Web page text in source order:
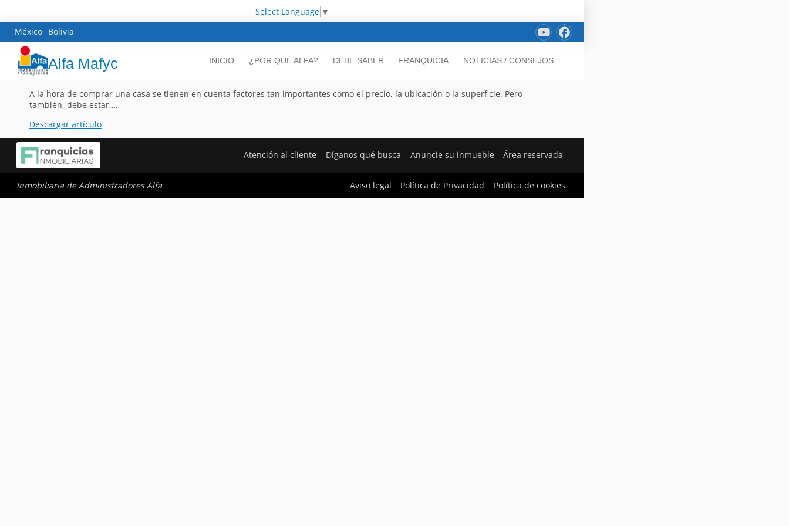
Select Language ▼
México Bolivia
Alfa Mafyc INICIO ¿POR QUÉ ALFA? DEBE SABER FRANQUICIA NOTICIAS / CONSEJOS
A la hora de comprar una casa se tienen en cuenta factores tan importantes como el precio, la ubicación o la superficie. Pero
también, debe estar….
Descargar artículo
Atención al cliente Díganos qué busca Anuncie su inmueble Área reservada
Inmobiliaria de Administradores Alfa Aviso legal Política de Privacidad Política de cookies